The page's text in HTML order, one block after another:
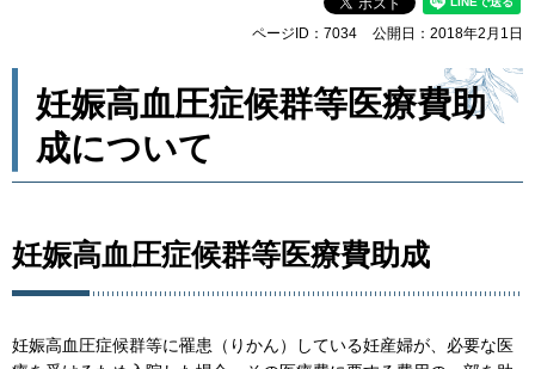
ページID：7034 公開日：2018年2月1日
妊娠高血圧症候群等医療費助
成について
妊娠高血圧症候群等医療費助成
妊娠高血圧症候群等に罹患（りかん）している妊産婦が、必要な医